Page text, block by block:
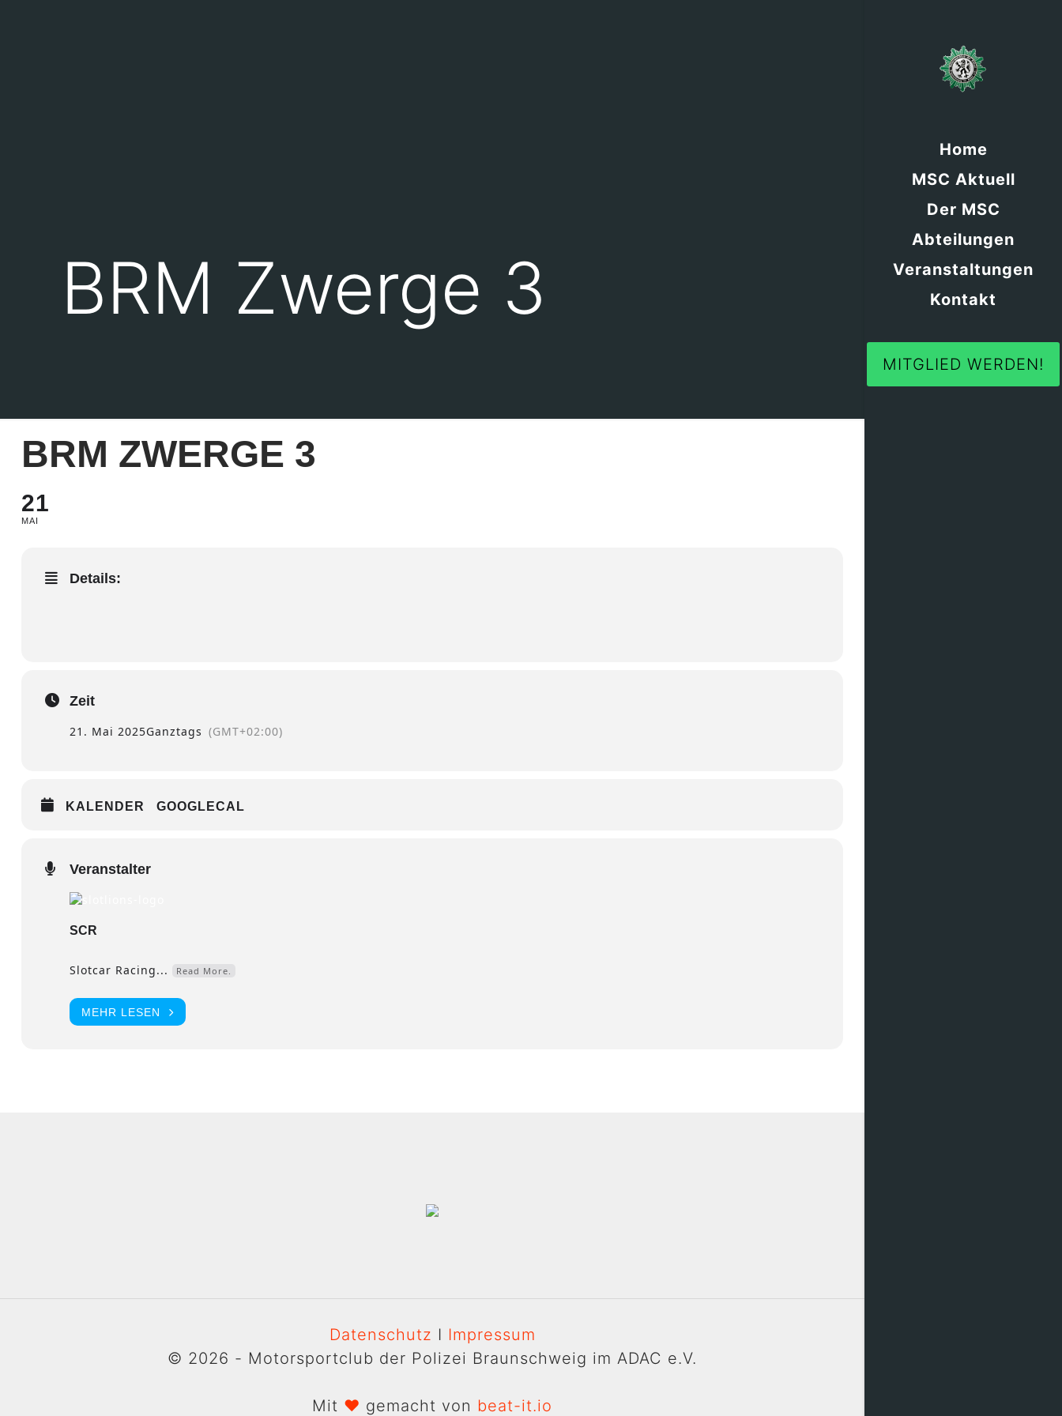
Home
MSC Aktuell
Der MSC
Abteilungen
Veranstaltungen
Kontakt
MITGLIED WERDEN!
BRM Zwerge 3
BRM ZWERGE 3
21
MAI
Details:
Zeit
21. Mai 2025Ganztags (GMT+02:00)
KALENDER GOOGLECAL
Veranstalter
SCR
Slotcar Racing... Read More.
MEHR LESEN
Datenschutz I Impressum
© 2026 - Motorsportclub der Polizei Braunschweig im ADAC e.V.
Mit ♥ gemacht von beat-it.io